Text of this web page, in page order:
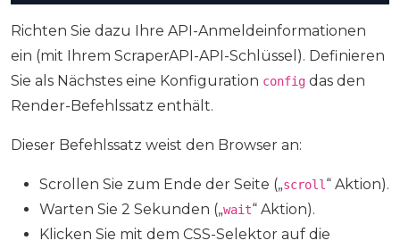
Richten Sie dazu Ihre API-Anmeldeinformationen
ein (mit Ihrem ScraperAPI-API-Schlüssel). Definieren
Sie als Nächstes eine Konfiguration config das den
Render-Befehlssatz enthält.
Dieser Befehlssatz weist den Browser an:
Scrollen Sie zum Ende der Seite („scroll“ Aktion).
Warten Sie 2 Sekunden („wait“ Aktion).
Klicken Sie mit dem CSS-Selektor auf die